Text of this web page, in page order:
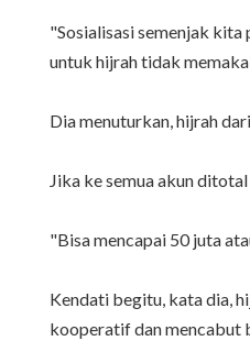
"Sosialisasi semenjak kita
untuk hijrah tidak
Dia menuturkan, hijrah
Jika ke semua akun
"Bisa mencapai 50 juta
Kendati begitu, kata dia,
kooperatif dan mencabut